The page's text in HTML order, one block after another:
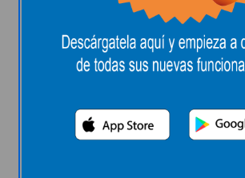
mejor precio con
6.000
nuestra misión, pero nunca a
calidad, y mucho menos del placer.